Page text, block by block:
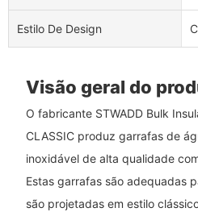
Estilo De Design
Visão geral do
O fabricante STWADD Bulk
CLASSIC produz garrafas de
inoxidável de alta qualidade
Estas garrafas são adequadas
são projetadas em estilo